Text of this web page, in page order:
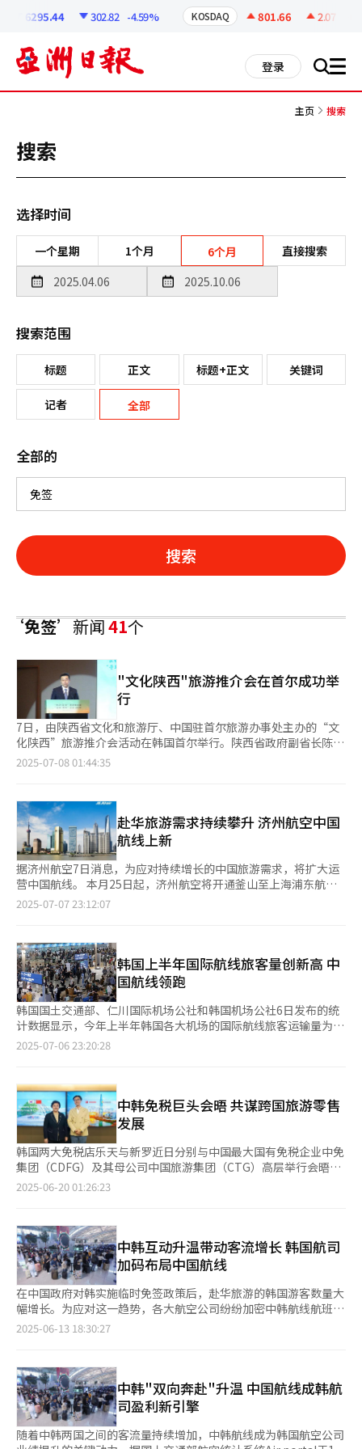
6295.44 302.82 -4.59% KOSDAQ 801.66 2.07
登录 搜 all
主页 搜索
搜索
选择时间
一个星期 1个月 6个月 直接搜索
搜索范围
标题 正文 标题+正文 关键词
记者 全部
全部的
搜索
‘免签’新闻41个
"文化陕西"旅游推介会在首尔成功举
行
7日，由陕西省文化和旅游厅、中国驻首尔旅游办事处主办的“文
化陕西”旅游推介会活动在韩国首尔举行。陕西省政府副省长陈春
江，中国驻韩国大使馆公使方坤，韩国首尔观光协会会长赵泰淑出
微，韩国旅游企业、航空公司、媒体代表等约130人参加活动。 陈
春江在致辞中表示，韩国一直是陕西重要的客源地和目的地，长期
以来位居陕西入境旅游客源国第一位，也是陕西人民出国旅游首选
目的地之一。特别是当前，中国240小时过境免签等政策的实施，
为广大韩国游客来陕创造了更加优质便利的环境。诚挚邀请韩国朋
友到陕西走走看看，品味灿烂厚重的历史文化、欣赏壮丽华美的山
川草木、感受摇曳多姿的人情物事。陕西也希望以此次推介会为契
机，与韩国朋友共同衔接文旅资源、线路、市场、客源等多种要
新篇章作出新的更大贡献。 方坤在致辞中指出，陕西是中华文明
的重要发源地，曾孕育出周秦汉唐等多个历史盛世，是丝绸之路的
起点、兵马俑的故乡，其深厚的历史文化、壮美的自然风光、独特
的非遗民俗，赢得了广大韩国朋友的喜爱和青睐。随着中国对韩实
行免签政策，韩国访华游客数量稳步上升，文旅合作迎来了新的发
展契机。今天的推介会，以“观山之旅”为主题，不仅是一次文化
旅游的分享与展示，更是中韩两国文明互鉴、人文相亲的具体体
现。相信以此次推介会为契机，陕西将进一步走进更多韩国民众的
非凡的历史遗迹，和韩国许多地方都有着源远流长的交往历史。秦
始皇和杨贵妃等中国历史人物在韩国家喻户晓，秦兵马俑和华山等
景区都是最受韩国国民喜爱的旅游胜地，随着两国旅游交流的加速
回暖，期待未来有越来越多的陕西朋友来韩国旅游观光。 在活动
现场，陕西省文化和旅游厅以“观山之旅”为主题，从“观山：河
岳交响”、“观山：千年文脉”、“观山：流连忘返”三个方面进
行了陕西文化和旅游资源推介，带领现场观众充分领略了丝绸之路
的起点、兵马俑的故乡——中国陕西的自然风光和风土人情。陕旅
旅游产品和旅游线路，充分表达了与韩国文旅业界同仁开展深度合
作的期待。 在两国嘉宾的共同见证下，西安韩亚国际旅行社、陕
西海外旅游、西安海外旅游、西安纽亚航空国际旅行社分别与韩国
汉拿多乐公司、韩国志承环球股份公司、韩国山乐福旅游公司、韩
国模德旅游公司签署合作协议，约定了在游客互送、线路互推等方
面开展深度合作。 活动现场还搭建了陕西文旅图片展和非遗体验
展，邀请现场观众充分体验陕西丰富特色的民俗文化。来自陕西的
后，为整场推介活动划上了圆满的句号。
2025-07-08 01:44:35
赴华旅游需求持续攀升 济州航空中国
航线上新
据济州航空7日消息，为应对持续增长的中国旅游需求，将扩大运
营中国航线。 本月25日起，济州航空将开通釜山至上海浦东航
班，每周一、三、五、日执飞四次，从10月1日起开通仁川至桂林
25日前增加至每周执飞3次，仁川至延吉航班将在8月26日前每周
增加一班。 济州航空执飞的釜山至上海航班从金海国际机场晚上
10点15分起飞，次日凌晨零时5分抵达上海浦东国际机场，返程航
班凌晨4点从上海起飞，清晨6点40分抵达。上海作为观光、商
务、留学等需求集中的城市，拥有迪士尼乐园等著名景点，是家庭
旅游热门目的地。 仁川至桂林航线晚上9点25分从仁川国际机场出
发，次日零点40分抵达桂林两江国际机场，返程航班凌晨1点40分
从桂林出发，清晨6点半抵达仁川机场。 桂林是中国西南部著名旅
静谧之旅，又能体验自行车、徒步、漂流等户外活动，深受年轻自
由行游客青睐。 自中方去年11月对韩国公民实行免签入境政策
后，赴华游客持续增长。济州航线执飞的中国航线旅客人数从今年
1月的3.1万人次增加至上月的5.4万人次，月平均以12%的增幅攀
升。上座率也从第一季度的70%多提高至第二季度的80%多。韩
国政府计划于第三季度对中国团体游客实施免签入境政策，预计届
时来韩中国游客也将大幅增长。 济州航空同步推出机票折扣活
动，本月13日前预订釜山至上海、仁川至威海、仁川至青岛、济州
2025-07-07 23:12:07
韩国上半年国际航线旅客量创新高 中
国航线领跑
韩国国土交通部、仁川国际机场公社和韩国机场公社6日发布的统
计数据显示，今年上半年韩国各大机场的国际航线旅客运输量为
4602.9842万人次，同比增长7.6%，超过2019年同期创下的历史
航线类别来看，中国航线旅客量增幅最大。上半年韩中航线旅客运
输量约为781万人次，同比增加152万余人次，增幅达24.3%。分
析认为，自去年11月中国政府对韩国试行免签政策以来，政策利好
效应逐步显现。在访韩中国游客持续增加的背景下，若韩国政府在
第三季度对中国团体游客实行限时免签政策，将进一步刺激航线需
求。 日本航线紧随其后，上半年旅客量达1343万余人次，同比增
加120万余人次，增幅达9.9%。分析指出，受日元持续贬值影响，
日本成为韩国游客热门目的地。同时，各大航空公司不断开通前往
续升温。 其他主要航线来看，美洲航线旅客量增长7.8%，欧洲增
长3%，中东增长5.2%，整体呈稳步上升趋势。 从国内机场分布方
面，仁川国际机场依然是韩国国际航线的主要枢纽，上半年国际航
线客运吞吐量达3611万人次，同比增长6.1%。其余6座国际机场
（金浦、金海、济州、清州、大邱、襄阳）共计接待国际航班旅客
991万人次。 业内人士表示，随着赴华和赴日旅游等出境游回归常
态化，以及航班运力持续扩大，今年上半年国际航线客运量创下新
高。若下半年汇率、油价保持稳定，国际航线有望继续保持增长态
2025-07-06 23:20:28
中韩免税巨头会晤 共谋跨国旅游零售
发展
韩国两大免税店乐天与新罗近日分别与中国最大国有免税企业中免
集团（CDFG）及其母公司中国旅游集团（CTG）高层举行会晤，
就加强中韩免税与旅游合作进行深入探讨。 据乐天免税店19日消
在借中韩关系改善之势，推动两国在免税和旅游领域的交流与合
作。双方围绕免税店运营经验分享、旅游景点与酒店等相关领域的
合作方案展开讨论。会议次日，中免集团高层还对乐天免税店明洞
总店等首尔市内免税店进行实地参观，考察韩国免税行业的发展情
况。 新罗免税店同日也在位于首尔中区的新罗免税店总店接待中
国旅游集团高层一行。中方代表包括副总经理刘昆、张礼军、研究
院院长游成等，韩方由新罗酒店副社长兼旅游零售部门总管金俊焕
等高管接待。此次交流旨在强化全球免税产业合作，推动中韩免税
商品与渠道、旅游资源与设施、旅游金融等四大核心业务，子公司
中免集团自1984年成立以来，已经成长为全球最大的免税企业。
在英国《穆迪戴维特报告》（The Moodie Davitt Report）发布
的全球免税企业营收排名中，中免集团 2022年位居全球第一，
2023年排名第二。 中国国家移民管理局数据显示，去年中国以免
签方式接待外籍游客2011.5万人次，较前一年暴增112.3%。中国
2025-06-20 01:26:23
中韩互动升温带动客流增长 韩国航司
加码布局中国航线
在中国政府对韩实施临时免签政策后，赴华旅游的韩国游客数量大
幅增长。为应对这一趋势，各大航空公司纷纷加密中韩航线航班，
积极开拓新的盈利渠道。 据韩国国土交通部航空信息门户系统13
区，旅客总数则会更多。 与新冠疫情前的2019年5月（156万人
次）相比，目前旅客数量已恢复至94.5%水平。与“限韩令”出现
前的2016年5月水平相比，目前尚仅恢复至84.1%。 韩国赴华旅客
数量大幅增长的原因在于，中国自去年11月起对包括韩国在内的部
分国家实施免签政策。今年1月至4月，中韩航线旅客共计487万人
2025-06-13 18:30:27
中韩"双向奔赴"升温 中国航线成韩航
司盈利新引擎
随着中韩两国之间的客流量持续增加，中韩航线成为韩国航空公司